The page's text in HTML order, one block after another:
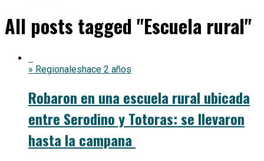
All posts tagged "Escuela rural"
» Regionaleshace 2 años
Robaron en una escuela rural ubicada
entre Serodino y Totoras: se llevaron
hasta la campana